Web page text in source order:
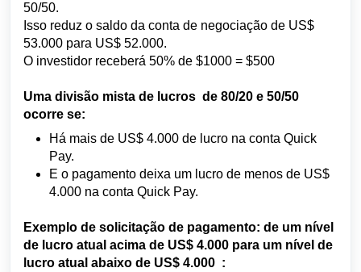
50/50.
Isso reduz o saldo da conta de negociação de US$
53.000 para US$ 52.000.
O investidor receberá 50% de $1000 = $500
Uma divisão mista de lucros de 80/20 e 50/50
ocorre se:
Há mais de US$ 4.000 de lucro na conta Quick
Pay.
E o pagamento deixa um lucro de menos de US$
4.000 na conta Quick Pay.
Exemplo de solicitação de pagamento: de um nível
de lucro atual acima de US$ 4.000 para um nível de
lucro atual abaixo de US$ 4.000 :